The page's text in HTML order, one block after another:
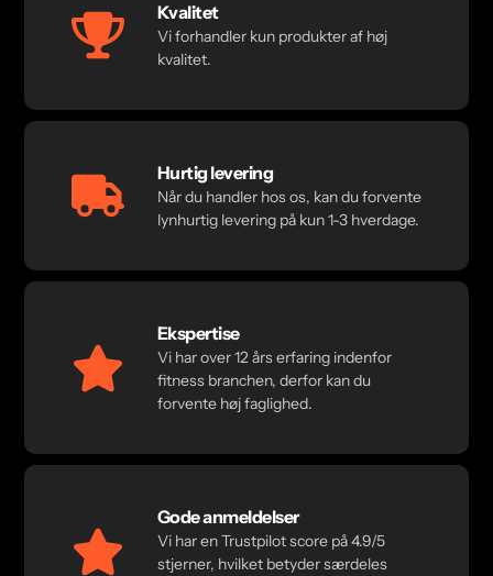
Kvalitet
Vi forhandler kun produkter af høj
kvalitet.
Hurtig levering
Når du handler hos os, kan du forvente
lynhurtig levering på kun 1-3 hverdage.
Ekspertise
Vi har over 12 års erfaring indenfor
fitness branchen, derfor kan du
forvente høj faglighed.
Gode anmeldelser
Vi har en Trustpilot score på 4.9/5
stjerner, hvilket betyder særdeles